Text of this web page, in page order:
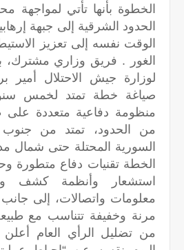
الخطوة بأنها تأتي لمواجهة
الحدود الشرقية إلى جبهة
الوقت نفسه إلى تعزيز
الغور . فريق وزاري مشترك،
لوزارة جيش الاحتلال أمير
صياغة خطة تمتد لخمس
من الحدود، تمتد من جنوب
السورية المحتلة حتى شمال
الخطة تقنيات دفاع متطورة
استشعار وأنظمة كشف
معلومات واتصالات، إلى
مرنة وخفيفة تتناسب مع
من تضليل الرأي العام